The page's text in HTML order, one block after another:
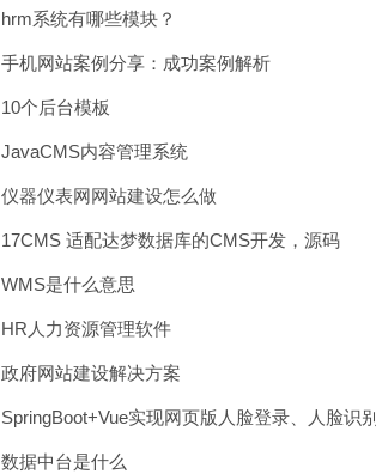
hrm系统有哪些模块？
手机网站案例分享：成功案例解析
10个后台模板
JavaCMS内容管理系统
仪器仪表网网站建设怎么做
17CMS 适配达梦数据库的CMS开发，源码
WMS是什么意思
HR人力资源管理软件
政府网站建设解决方案
SpringBoot+Vue实现网页版人脸登录、人脸识别
数据中台是什么